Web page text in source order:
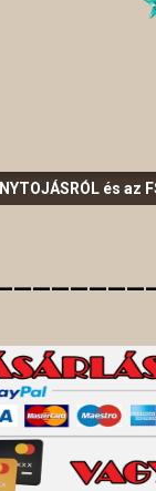
és